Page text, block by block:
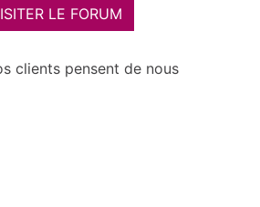
LE FORUM
clients pensent de nous